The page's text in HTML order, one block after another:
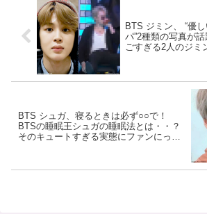
BTS ジミン、 “優
パ”2種類の写真が
ごすぎる2人のジ
BTS シュガ、寝るときは必ず○○で！
BTSの睡眠王シュガの睡眠法とは・・？
そのキュートすぎる実態にファンにっこ